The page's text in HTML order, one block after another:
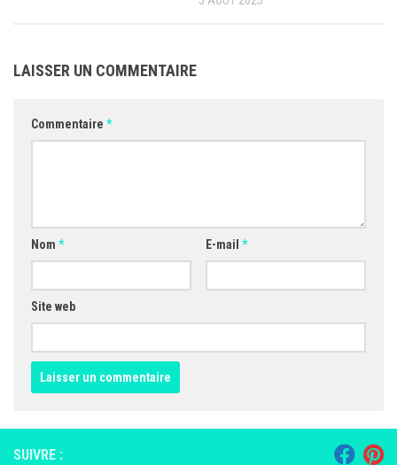
LAISSER UN COMMENTAIRE
Commentaire *
Nom * E-mail *
Site web
SUIVRE :